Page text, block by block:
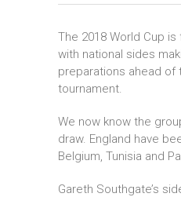
The 2018 World Cup
with national sides
preparations ahead of
tournament.
We now know the
draw. England have
Belgium, Tunisia and
Gareth Southgate’s